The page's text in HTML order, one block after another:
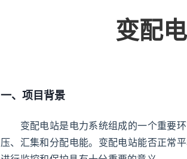
变配
一、项目背景
变配电站是电力系统组成的一个重要环
压、汇集和分配电能。变配电站能否正常